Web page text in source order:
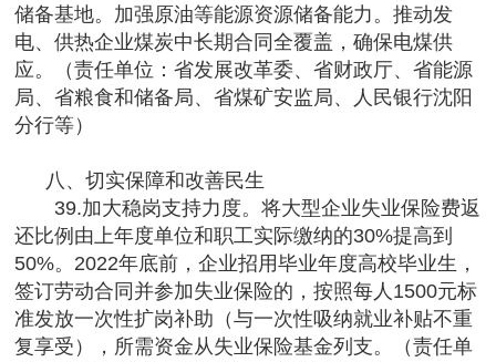
储备基地。加强原油等能源资源储备能力。推动发
电、供热企业煤炭中长期合同全覆盖，确保电煤供
应。（责任单位：省发展改革委、省财政厅、省能源
局、省粮食和储备局、省煤矿安监局、人民银行沈阳
分行等）
八、切实保障和改善民生
39.加大稳岗支持力度。将大型企业失业保险费返
还比例由上年度单位和职工实际缴纳的30%提高到
50%。2022年底前，企业招用毕业年度高校毕业生，
签订劳动合同并参加失业保险的，按照每人1500元标
准发放一次性扩岗补助（与一次性吸纳就业补贴不重
复享受），所需资金从失业保险基金列支。（责任单